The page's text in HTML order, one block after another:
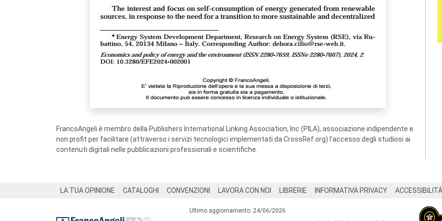
FrancoAngeli è membro della Publishers International Linking Association, Inc (PILA), associazione indipendente e
non profit per facilitare (attraverso i servizi tecnologici implementati da CrossRef.org) l’accesso degli studiosi ai
contenuti digitali nelle pubblicazioni professionali e scientifiche.
LA TUA OPINIONE CATALOGHI CONVENZIONI LAVORA CON NOI LIBRERIE INFORMATIVA PRIVACY ACCESSIBILITÁ
Ultimo aggiornamento: 24/06/2026